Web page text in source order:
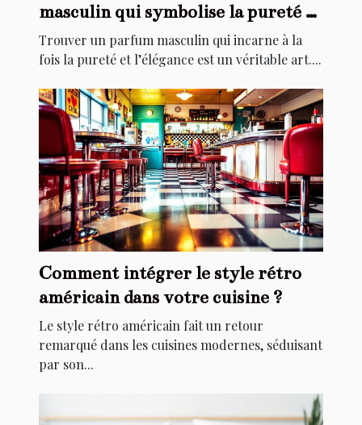
masculin qui symbolise la pureté et
l'élégance ?
Trouver un parfum masculin qui incarne à la
fois la pureté et l’élégance est un véritable art....
Comment intégrer le style rétro
américain dans votre cuisine ?
Le style rétro américain fait un retour
remarqué dans les cuisines modernes, séduisant
par son...